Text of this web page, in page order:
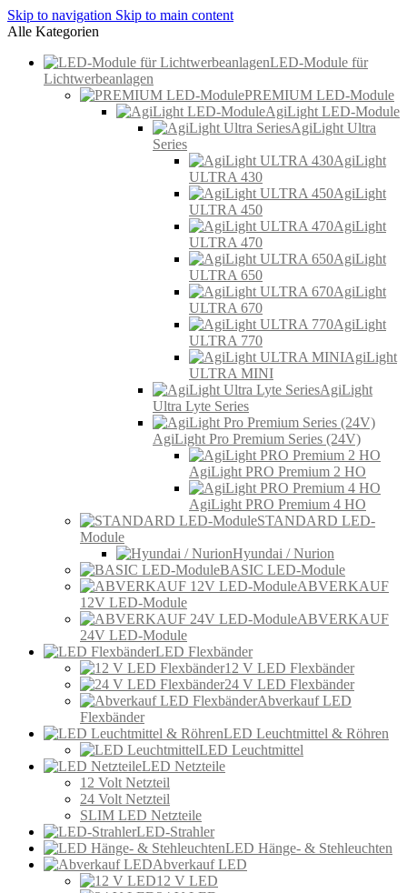
Skip to navigation Skip to main content
Alle Kategorien
LED-Module für
Lichtwerbeanlagen
PREMIUM LED-Module
AgiLight LED-Module
AgiLight Ultra
Series
AgiLight
ULTRA 430
AgiLight
ULTRA 450
AgiLight
ULTRA 470
AgiLight
ULTRA 650
AgiLight
ULTRA 670
AgiLight
ULTRA 770
AgiLight
ULTRA MINI
AgiLight
Ultra Lyte Series
AgiLight Pro Premium Series (24V)
AgiLight PRO Premium 2 HO
AgiLight PRO Premium 4 HO
STANDARD LED-
Module
Hyundai / Nurion
BASIC LED-Module
ABVERKAUF
12V LED-Module
ABVERKAUF
24V LED-Module
LED Flexbänder
12 V LED Flexbänder
24 V LED Flexbänder
Abverkauf LED
Flexbänder
LED Leuchtmittel & Röhren
LED Leuchtmittel
LED Netzteile
12 Volt Netzteil
24 Volt Netzteil
SLIM LED Netzteile
LED-Strahler
LED Hänge- & Stehleuchten
Abverkauf LED
12 V LED